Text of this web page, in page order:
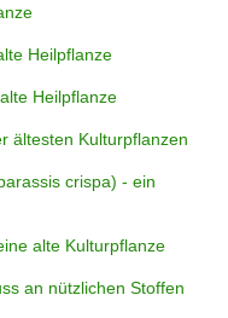
Heilpflanze
Heilpflanze
ältesten Kulturpflanzen
crispa) - ein
alte Kulturpflanze
an nützlichen Stoffen